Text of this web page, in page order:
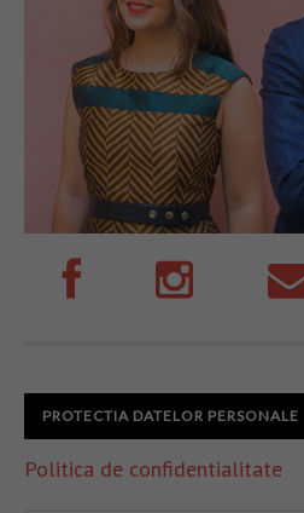
PROTECTIA DATELOR PERSONALE
Politica de confidentialitate